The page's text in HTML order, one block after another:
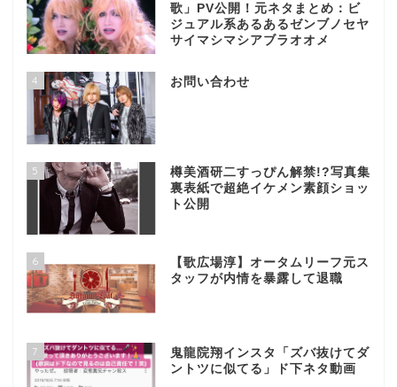
歌」PV公開！元ネタまとめ：ビ
ジュアル系あるあるゼンブノセヤ
サイマシマシアブラオオメ
4 お問い合わせ
5
樽美酒研二すっぴん解禁!?写真集
裏表紙で超絶イケメン素顔ショッ
ト公開
6
【歌広場淳】オータムリーフ元ス
タッフが内情を暴露して退職
7
鬼龍院翔インスタ「ズバ抜けてダ
ントツに似てる」ド下ネタ動画